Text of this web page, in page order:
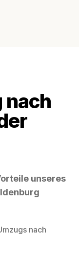
nach
unseres
nach